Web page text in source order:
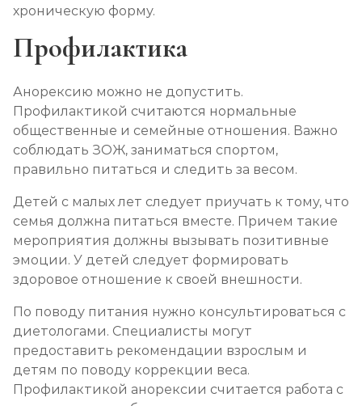
хроническую форму.
Профилактика
Анорексию можно не допустить.
Профилактикой считаются нормальные
общественные и семейные отношения. Важно
соблюдать ЗОЖ, заниматься спортом,
правильно питаться и следить за весом.
Детей с малых лет следует приучать к тому, что
семья должна питаться вместе. Причем такие
мероприятия должны вызывать позитивные
эмоции. У детей следует формировать
здоровое отношение к своей внешности.
По поводу питания нужно консультироваться с
диетологами. Специалисты могут
предоставить рекомендации взрослым и
детям по поводу коррекции веса.
Профилактикой анорексии считается работа с